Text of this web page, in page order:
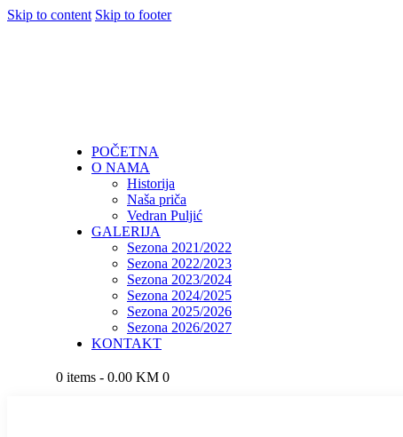
Skip to content Skip to footer
POČETNA
O NAMA
Historija
Naša priča
Vedran Puljić
GALERIJA
Sezona 2021/2022
Sezona 2022/2023
Sezona 2023/2024
Sezona 2024/2025
Sezona 2025/2026
Sezona 2026/2027
KONTAKT
0 items - 0.00 KM 0